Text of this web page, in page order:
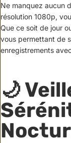
Ne manquez aucun
résolution 1080p,
Que ce soit de jour
vous permettant de
enregistrements
🌙